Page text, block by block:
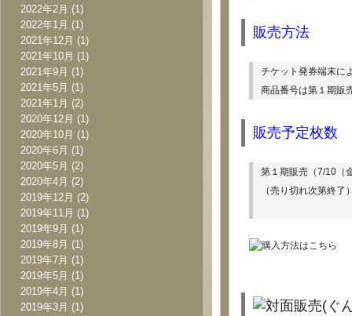
販売方法
チケット発券端末に
商品番号は第１期販
販売予定枚数
第１期販売（7/10（
（売り切れ次第終了
2022年2月 (1)
2022年1月 (1)
2021年12月 (1)
2021年10月 (1)
2021年9月 (1)
2021年5月 (1)
2021年1月 (2)
2020年12月 (1)
2020年10月 (1)
2020年6月 (1)
2020年5月 (2)
2020年4月 (2)
2019年12月 (2)
2019年11月 (1)
2019年9月 (1)
2019年8月 (1)
2019年7月 (1)
2019年5月 (1)
2019年4月 (1)
2019年3月 (1)